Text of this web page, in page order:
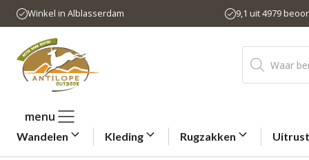
naar
inhoud
Winkel in Alblasserdam 9,1 uit 4979
Producten
zoeken
menu
Wandelen Kleding Rugzakken